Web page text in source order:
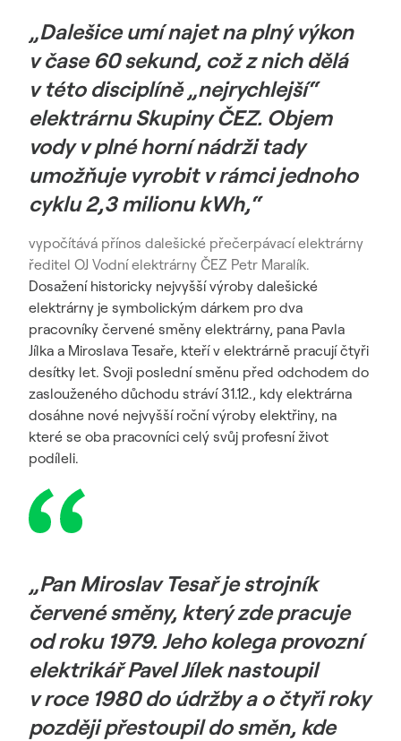
„Dalešice umí najet na plný výkon
v čase 60 sekund, což z nich dělá
v této disciplíně „nejrychlejší“
elektrárnu Skupiny ČEZ. Objem
vody v plné horní nádrži tady
umožňuje vyrobit v rámci jednoho
cyklu 2,3 milionu kWh,“
vypočítává přínos dalešické přečerpávací elektrárny
ředitel OJ Vodní elektrárny ČEZ Petr Maralík.
Dosažení historicky nejvyšší výroby dalešické
elektrárny je symbolickým dárkem pro dva
pracovníky červené směny elektrárny, pana Pavla
Jílka a Miroslava Tesaře, kteří v elektrárně pracují čtyři
desítky let. Svoji poslední směnu před odchodem do
zaslouženého důchodu stráví 31.12., kdy elektrárna
dosáhne nové nejvyšší roční výroby elektřiny, na
které se oba pracovníci celý svůj profesní život
podíleli.
„Pan Miroslav Tesař je strojník
červené směny, který zde pracuje
od roku 1979. Jeho kolega provozní
elektrikář Pavel Jílek nastoupil
v roce 1980 do údržby a o čtyři roky
později přestoupil do směn, kde